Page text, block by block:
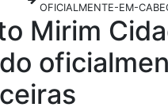
OFICIALMENTE-EM-
Mirim